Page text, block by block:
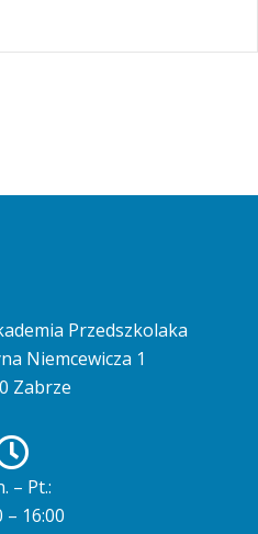
Przedszkolaka
Niemcewicza 1
Zabrze
– Pt.:
– 16:00